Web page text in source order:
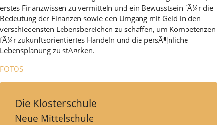
erstes Finanzwissen zu vermitteln und ein Bewusstsein fÃ¼r die
Bedeutung der Finanzen sowie den Umgang mit Geld in den
verschiedensten Lebensbereichen zu schaffen, um Kompetenzen
fÃ¼r zukunftsorientiertes Handeln und die persÃ¶nliche
Lebensplanung zu stÃ¤rken.
FOTOS
Die Klosterschule
Neue Mittelschule